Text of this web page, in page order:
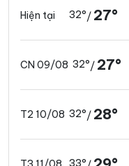
Hiện tại 32°/ 27°
CN 09/08 32°/ 27°
T2 10/08 32°/ 28°